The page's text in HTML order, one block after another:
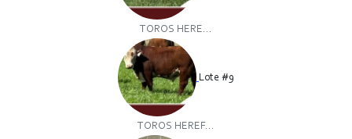
TOROS HERE...
Lote #9
TOROS HEREF...